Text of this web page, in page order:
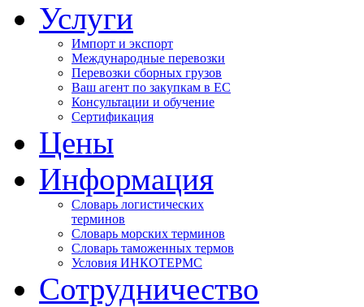
Услуги
Импорт и экспорт
Международные перевозки
Перевозки сборных грузов
Ваш агент по закупкам в ЕС
Консультации и обучение
Сертификация
Цены
Информация
Словарь логистических
терминов
Словарь морских терминов
Словарь таможенных термов
Условия ИНКОТЕРМС
Сотрудничество